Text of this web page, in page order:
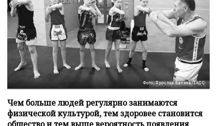
Фото: Ярослав Беляев/ТАСС
Чем больше людей регулярно занимаются
физической культурой, тем здоровее становится